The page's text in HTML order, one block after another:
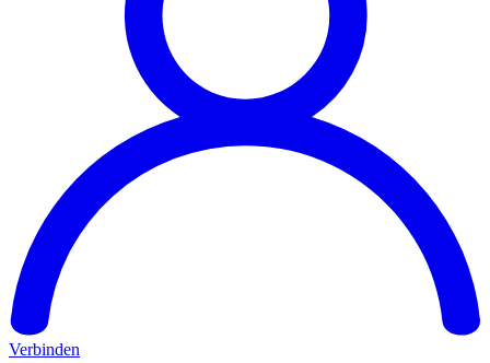
Verbinden